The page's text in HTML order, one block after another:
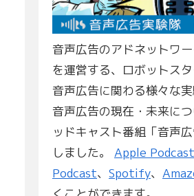
音声広告のアドネットワ
を運営する、ロボットスタ
音声広告に関わる様々な実
音声広告の現在・未来に
ッドキャスト番組「音声
しました。 Apple Podcast
Podcast、 Spotify、